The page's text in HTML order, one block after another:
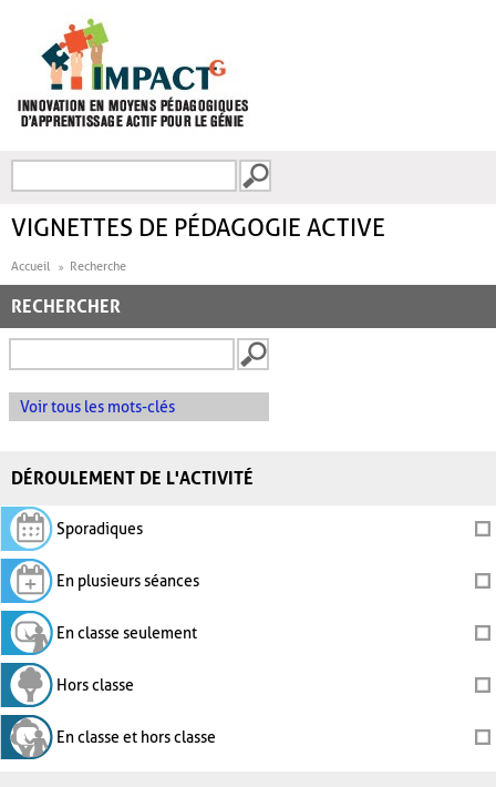
FORMULAIRE DE
VIGNETTES DE PÉDAGOGIE ACTIVE
Accueil Recherche
RECHERCHER
Voir tous les mots-clés
DÉROULEMENT DE L'ACTIVITÉ
Sporadiques
En plusieurs séances
En classe seulement
Hors classe
En classe et hors classe